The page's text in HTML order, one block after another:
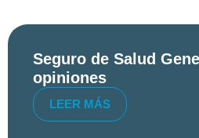
Seguro de Salud
opiniones
LEER MÁS